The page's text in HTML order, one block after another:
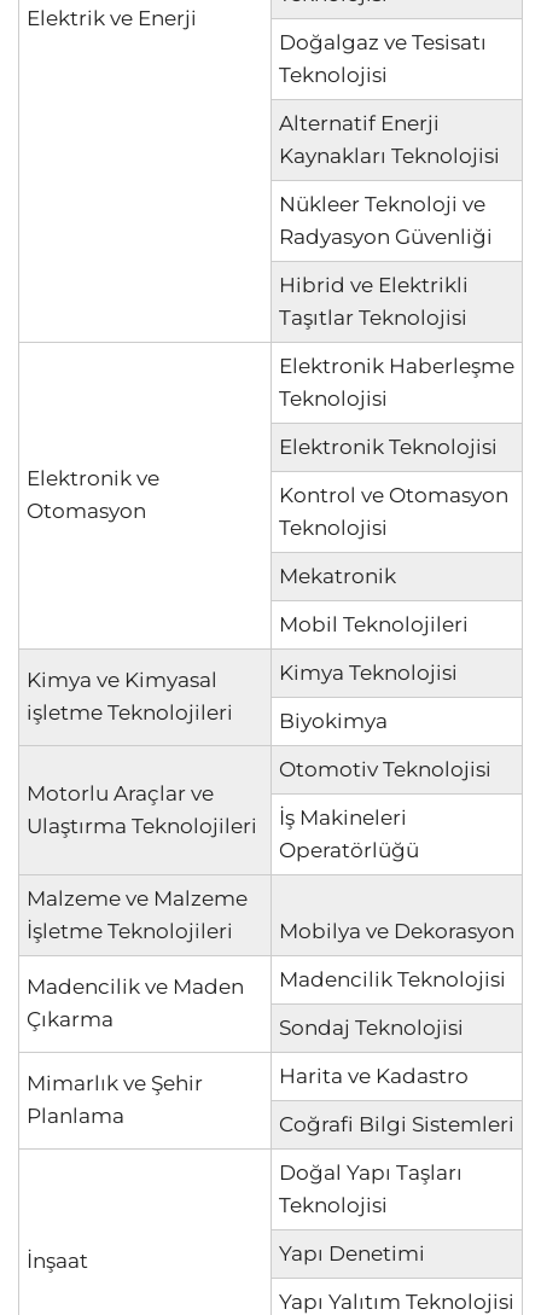
Elektrik ve Enerji
Doğalgaz ve Tesisatı
Teknolojisi
Alternatif Enerji
Kaynakları Teknolojisi
Nükleer Teknoloji ve
Radyasyon Güvenliği
Hibrid ve Elektrikli
Taşıtlar Teknolojisi
Elektronik ve
Otomasyon
Elektronik Haberleşme
Teknolojisi
Elektronik Teknolojisi
Kontrol ve Otomasyon
Teknolojisi
Mekatronik
Mobil Teknolojileri
Kimya ve Kimyasal
işletme Teknolojileri
Kimya Teknolojisi
Biyokimya
Motorlu Araçlar ve
Ulaştırma Teknolojileri
Otomotiv Teknolojisi
İş Makineleri
Operatörlüğü
Malzeme ve Malzeme
İşletme Teknolojileri
Mobilya ve Dekorasyon
Madencilik ve Maden
Çıkarma
Madencilik Teknolojisi
Sondaj Teknolojisi
Mimarlık ve Şehir
Planlama
Harita ve Kadastro
Coğrafi Bilgi Sistemleri
İnşaat
Doğal Yapı Taşları
Teknolojisi
Yapı Denetimi
Yapı Yalıtım Teknolojisi